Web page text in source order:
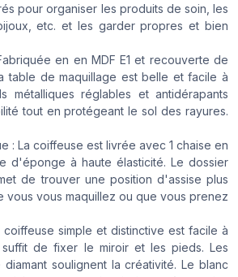
pour organiser les produits de soin, les
etc. et les garder propres et bien
en en MDF E1 et recouverte de
table de maquillage est belle et facile à
métalliques réglables et antidérapants
tout en protégeant le sol des rayures.
: La coiffeuse est livrée avec 1 chaise en
d'éponge à haute élasticité. Le dossier
de trouver une position d'assise plus
vous vous maquillez ou que vous prenez
coiffeuse simple et distinctive est facile à
suffit de fixer le miroir et les pieds. Les
soulignent la créativité. Le blanc